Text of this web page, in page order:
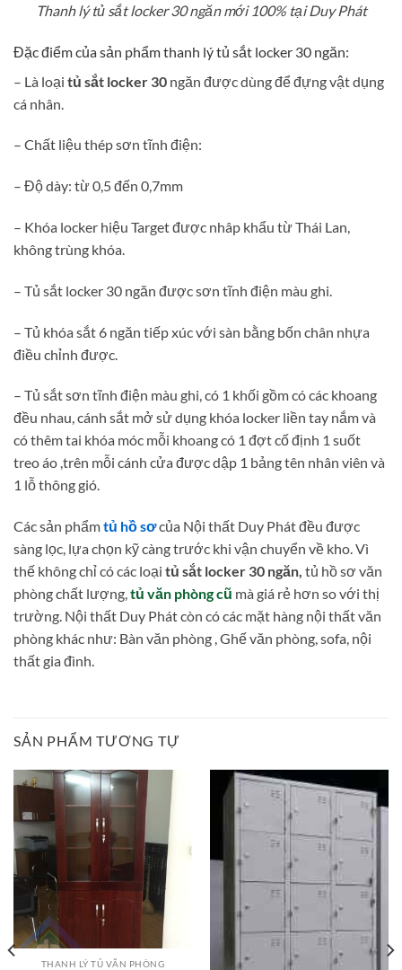
Thanh lý tủ sắt locker 30 ngăn mới 100% tại Duy Phát
Đặc điểm của sản phẩm thanh lý tủ sắt locker 30 ngăn:
– Là loại tủ sắt locker 30 ngăn được dùng để đựng vật dụng
cá nhân.
– Chất liệu thép sơn tĩnh điện:
– Độ dày: từ 0,5 đến 0,7mm
– Khóa locker hiệu Target được nhâp khẩu từ Thái Lan,
không trùng khóa.
– Tủ sắt locker 30 ngăn được sơn tĩnh điện màu ghi.
– Tủ khóa sắt 6 ngăn tiếp xúc với sàn bằng bốn chân nhựa
điều chỉnh được.
– Tủ sắt sơn tĩnh điện màu ghi, có 1 khối gồm có các khoang
đều nhau, cánh sắt mở sử dụng khóa locker liền tay nắm và
có thêm tai khóa móc mỗi khoang có 1 đợt cố định 1 suốt
treo áo ,trên mỗi cánh cửa được dập 1 bảng tên nhân viên và
1 lỗ thông gió.
Các sản phẩmtủ hồ sơcủa Nội thất Duy Phát đều được
sàng lọc, lựa chọn kỹ càng trước khi vận chuyển về kho. Vì
thế không chỉ có các loại tủ sắt locker 30 ngăn, tủ hồ sơ văn
phòng chất lượng,tủ văn phòng cũ mà giá rẻ hơn so với thị
trường. Nội thất Duy Phát còn có các mặt hàng nội thất văn
phòng khác như: Bàn văn phòng , Ghế văn phòng, sofa, nội
thất gia đình.
SẢN PHẨM TƯƠNG TỰ
THANH LÝ TỦ VĂN PHÒNG